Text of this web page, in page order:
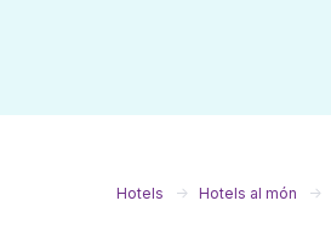
Hotels Hotels al món